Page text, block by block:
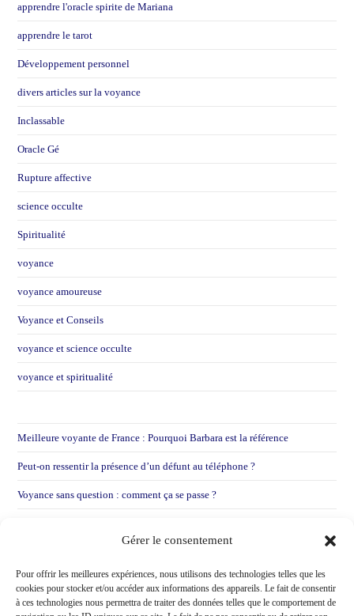
Gérer le consentement
Pour offrir les meilleures expériences, nous utilisons des technologies telles que les
cookies pour stocker et/ou accéder aux informations des appareils. Le fait de consentir
à ces technologies nous permettra de traiter des données telles que le comportement de
apprendre l'oracle spirite de Mariana
apprendre le tarot
Développement personnel
divers articles sur la voyance
Inclassable
Oracle Gé
Rupture affective
science occulte
Spiritualité
voyance
voyance amoureuse
Voyance et Conseils
voyance et science occulte
voyance et spiritualité
Meilleure voyante de France : Pourquoi Barbara est la référence
Peut-on ressentir la présence d’un défunt au téléphone ?
Voyance sans question : comment ça se passe ?